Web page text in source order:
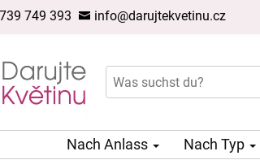
749 393 info@darujtekvetinu.cz
Nach Anlass Nach Typ